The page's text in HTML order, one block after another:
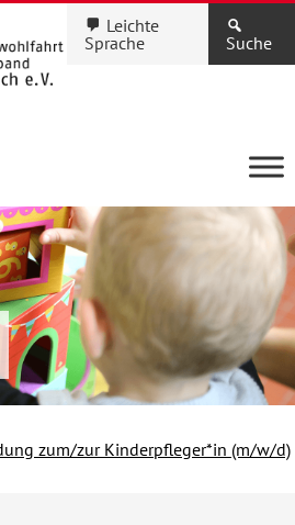
Leichte
Sprache
Suche
Kulmbach
zum/zur Kinderpfleger*in (m/w/d)